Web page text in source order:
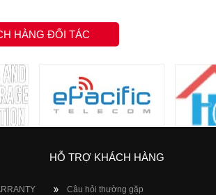
HÀNG ĐỐI TÁC
HỖ TRỢ KHÁCH HÀNG
Câu hỏi thường gặp